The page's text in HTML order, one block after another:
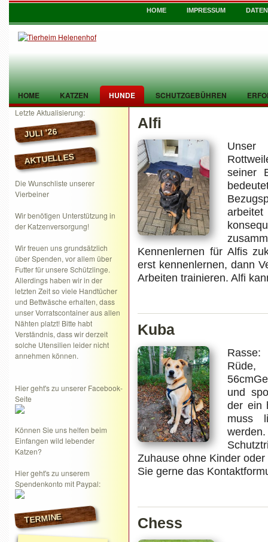
HOME IMPRESSUM
HOME KATZEN HUNDE SCHUTZGEBÜHREN
TIER GEFUNDEN KONTAKT
Letzte Aktualisierung:
JULI ’26
AKTUELLES
Die Wunschliste unserer
Vierbeiner
Wir benötigen Unterstützung in
der Katzenversorgung!
Wir freuen uns grundsätzlich
über Spenden, vor allem über
Futter für unsere Schützlinge.
Allerdings haben wir in der
letzten Zeit so viele Handtücher
und Bettwäsche erhalten, dass
unser Vorratscontainer aus allen
Nähten platzt! Bitte habt
Verständnis, dass wir derzeit
solche Utensilien leider nicht
annehmen können.
Hier geht's zu unserer Facebook-
Seite
Können Sie uns helfen beim
Einfangen wild lebender
Katzen?
Hier geht's zu unserem
Spendenkonto mit Paypal:
TERMINE
Alfi
seiner
Kennenlernen für Alfis
erst kennenlernen, dann
Arbeiten trainieren. Alfi
Kuba
Rasse:
Rüde,
und
der ein
muss
Zuhause ohne Kinder
Sie gerne das
Chess